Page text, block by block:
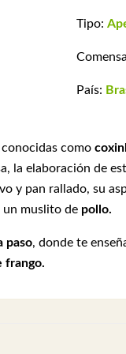
Tipo:
País:
como
la elaboración de
y pan rallado, su
un muslito de pollo.
paso, donde te
frango.